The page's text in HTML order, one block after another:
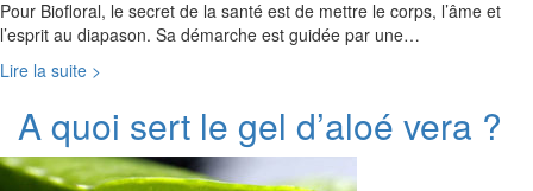
Pour Biofloral, le secret de la santé est de mettre le corps, l’âme et
l’esprit au diapason. Sa démarche est guidée par une…
Lire la suite >
A quoi sert le gel d’aloé vera ?